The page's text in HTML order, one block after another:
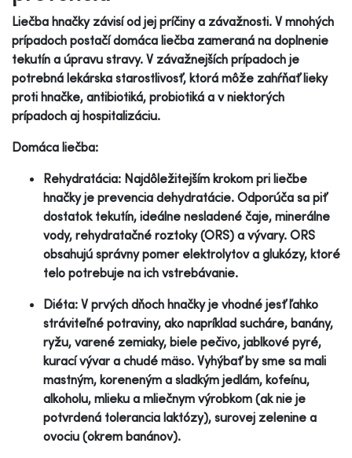
Liečba hnačky závisí od jej príčiny a závažnosti. V mnohých
prípadoch postačí domáca liečba zameraná na doplnenie
tekutín a úpravu stravy. V závažnejších prípadoch je
potrebná lekárska starostlivosť, ktorá môže zahŕňať lieky
proti hnačke, antibiotiká, probiotiká a v niektorých
prípadoch aj hospitalizáciu.
Domáca liečba:
Rehydratácia: Najdôležitejším krokom pri liečbe
hnačky je prevencia dehydratácie. Odporúča sa piť
dostatok tekutín, ideálne nesladené čaje, minerálne
vody, rehydratačné roztoky (ORS) a vývary. ORS
obsahujú správny pomer elektrolytov a glukózy, ktoré
telo potrebuje na ich vstrebávanie.
Diéta: V prvých dňoch hnačky je vhodné jesť ľahko
stráviteľné potraviny, ako napríklad sucháre, banány,
ryžu, varené zemiaky, biele pečivo, jablkové pyré,
kurací vývar a chudé mäso. Vyhýbať by sme sa mali
mastným, koreneným a sladkým jedlám, kofeínu,
alkoholu, mlieku a mliečnym výrobkom (ak nie je
potvrdená tolerancia laktózy), surovej zelenine a
ovociu (okrem banánov).